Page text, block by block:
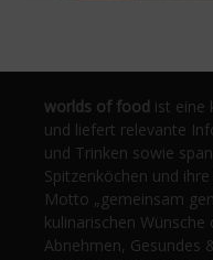
worlds of food ist eine
und liefert relevante
und Trinken sowie
Spitzenköchen und
Motto „gemeinsam
kulinarischen
Abnehmen, Gesundes